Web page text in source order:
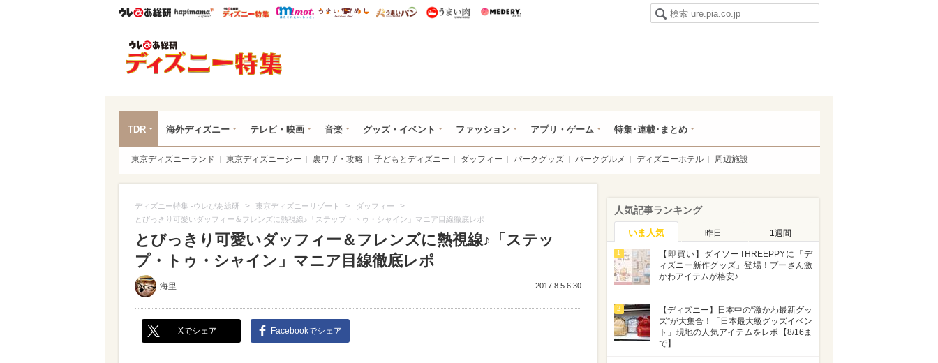
ウレぴあ総研ハピママ* ウレぴあ総研 ディズニー特集
mimot. うまいめし うまいパン うまい肉
TDR 海外ディズニー テレビ・映画 音楽 グッズ・イベント ファッション アプリ・ゲーム 特集･連載･まとめ
東京ディズニーランド 東京ディズニーシー 裏ワザ・攻略 子どもとディズニー ダッフィー パークグッズ パークグルメ ディズニーホテル 周辺施設
ディズニー特集 -ウレぴあ総研 > 東京ディズニーリゾート > ダッフィー >
とびっきり可愛いダッフィー＆フレンズに熱視線♪「ステップ・トゥ・シャイン」マニア目線徹底レポ
とびっきり可愛いダッフィー＆フレンズに熱視線♪「ステッ
プ・トゥ・シャイン」マニア目線徹底レポ
海里 2017.8.5 6:30
Xでシェア Facebookでシェア
人気記事ランキング
いま人気 昨日 1週間
1
【即買い】ダイソーTHREEPPYに「デ
ィズニー新作グッズ」登場！プーさん激
かわアイテムが格安♪
2
【ディズニー】日本中の“激かわ最新グッ
ズ”が大集合！「日本最大級グッズイベン
ト」現地の人気アイテムをレポ【8/16ま
で】